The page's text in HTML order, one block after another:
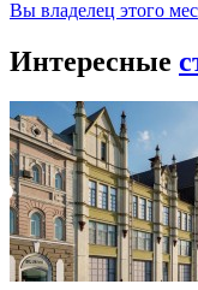
Вы владелец этого
Интересные